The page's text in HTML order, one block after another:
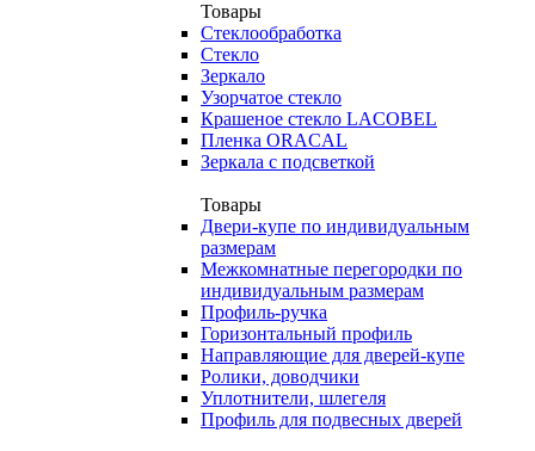
Товары
Стеклообработка
Стекло
Зеркало
Узорчатое стекло
Крашеное стекло LACOBEL
Пленка ORACAL
Зеркала с подсветкой
Товары
Двери-купе по индивидуальным
размерам
Межкомнатные перегородки по
индивидуальным размерам
Профиль-ручка
Горизонтальный профиль
Направляющие для дверей-купе
Ролики, доводчики
Уплотнители, шлегеля
Профиль для подвесных дверей